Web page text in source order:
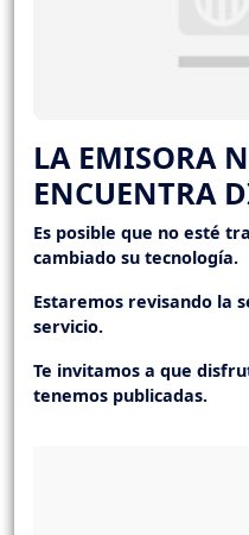
LA EMISORA
ENCUENTRA
Es posible que no esté
cambiado su tecnología.
Estaremos revisando la
servicio.
Te invitamos a que
tenemos publicadas.